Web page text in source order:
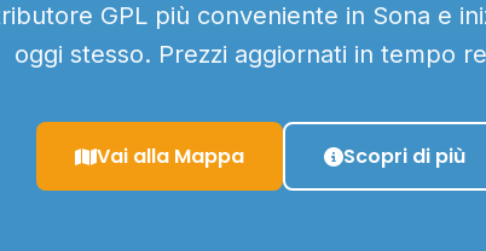
GPL più conveniente in Sona e
oggi stesso. Prezzi aggiornati in tempo
Vai alla Mappa Scopri di più